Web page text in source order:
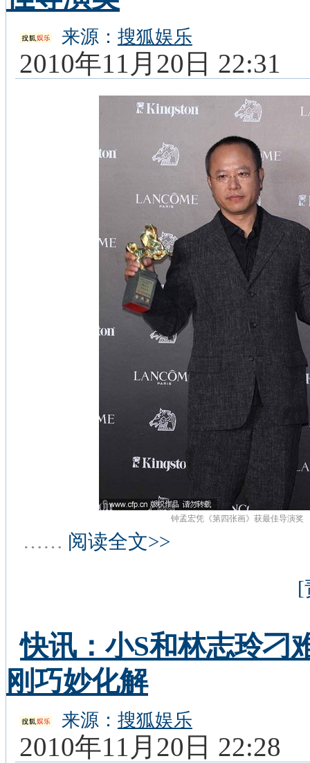
来源： 搜狐娱乐
2010年11月20日 22:31
钟孟宏凭《第四张画》获最佳导演奖
…… 阅读全文>>
[
快讯：小S和林志玲刁
刚巧妙化解
来源： 搜狐娱乐
2010年11月20日 22:28